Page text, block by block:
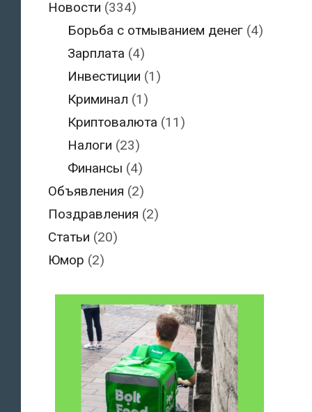
Новости (334)
Борьба с отмыванием денег (4)
Зарплата (4)
Инвестиции (1)
Криминал (1)
Криптовалюта (11)
Налоги (23)
Финансы (4)
Объявления (2)
Поздравления (2)
Статьи (20)
Юмор (2)